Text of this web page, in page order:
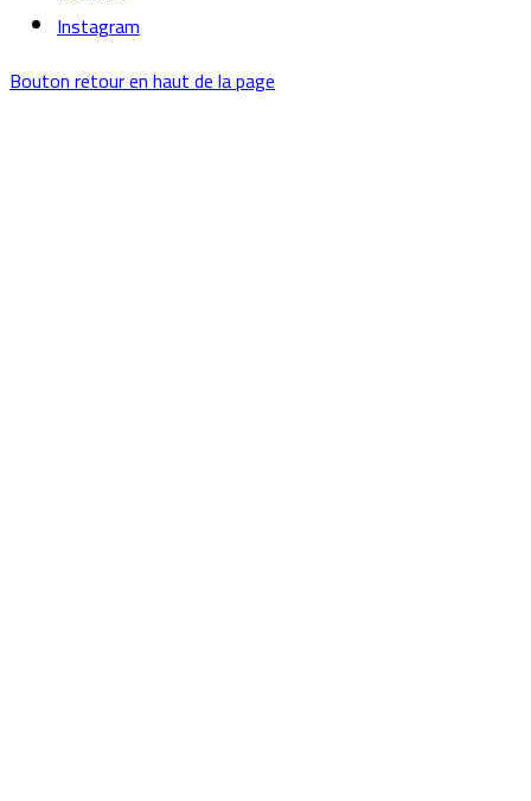
Instagram
Bouton retour en haut de la page